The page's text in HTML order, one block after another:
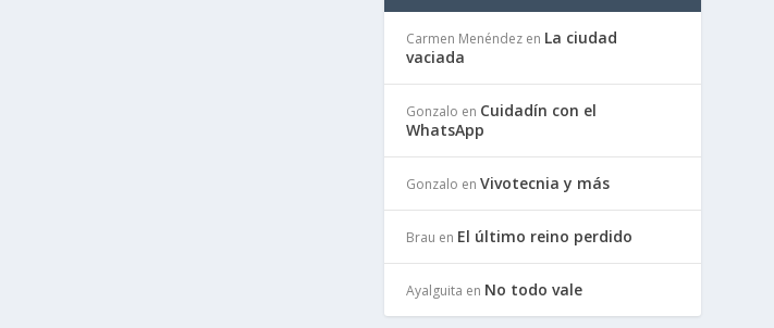
Carmen Menéndez en La ciudad
vaciada
Gonzalo en Cuidadín con el
WhatsApp
Gonzalo enVivotecnia y más
Brau en El último reino perdido
Ayalguita en No todo vale